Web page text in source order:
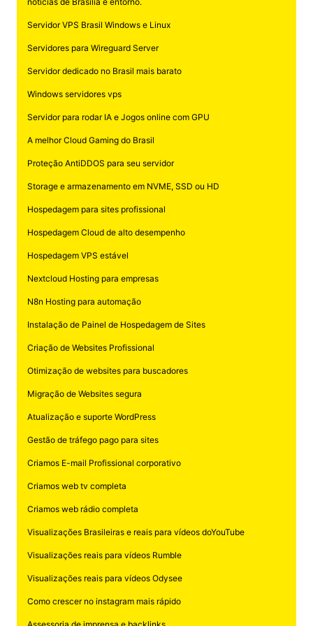
Servidor VPS Brasil Windows e Linux
Servidores para Wireguard Server
Servidor dedicado no Brasil mais barato
Windows servidores vps
Servidor para rodar IA e Jogos online com GPU
A melhor Cloud Gaming do Brasil
Proteção AntiDDOS para seu servidor
Storage e armazenamento em NVME, SSD ou HD
Hospedagem para sites profissional
Hospedagem Cloud de alto desempenho
Hospedagem VPS estável
Nextcloud Hosting para empresas
N8n Hosting para automação
Instalação de Painel de Hospedagem de Sites
Criação de Websites Profissional
Otimização de websites para buscadores
Migração de Websites segura
Atualização e suporte WordPress
Gestão de tráfego pago para sites
Criamos E-mail Profissional corporativo
Criamos web tv completa
Criamos web rádio completa
Visualizações Brasileiras e reais para vídeos doYouTube
Visualizações reais para vídeos Rumble
Visualizações reais para vídeos Odysee
Como crescer no instagram mais rápido